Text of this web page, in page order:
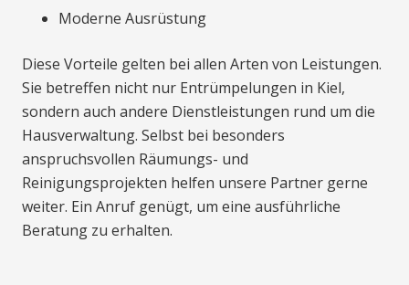
Moderne Ausrüstung
Diese Vorteile gelten bei allen Arten von Leistungen.
Sie betreffen nicht nur Entrümpelungen in Kiel,
sondern auch andere Dienstleistungen rund um die
Hausverwaltung. Selbst bei besonders
anspruchsvollen Räumungs- und
Reinigungsprojekten helfen unsere Partner gerne
weiter. Ein Anruf genügt, um eine ausführliche
Beratung zu erhalten.